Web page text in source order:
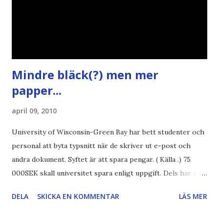
Mindre bläck(?) men mer
papper...
april 09, 2010
University of Wisconsin-Green Bay har bett studenter och
personal att byta typsnitt när de skriver ut e-post och
andra dokument. Syftet är att spara pengar. ( Källa .) 75
000SEK skall universitet spara enligt uppgift. Dels har iofs
"bläck". Dels så undrar jag om de 30% besparingar -
DELA SKICKA EN KOMMENTAR LÄS MER